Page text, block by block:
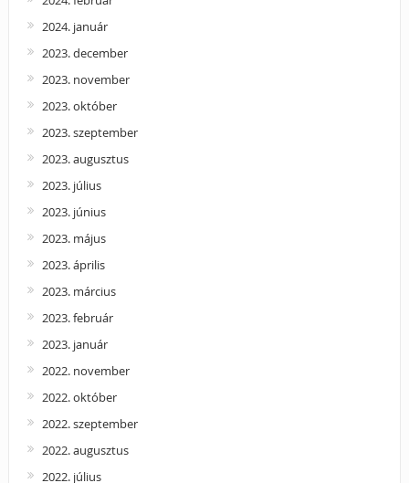
2024. január
2023. december
2023. november
2023. október
2023. szeptember
2023. augusztus
2023. július
2023. június
2023. május
2023. április
2023. március
2023. február
2023. január
2022. november
2022. október
2022. szeptember
2022. augusztus
2022. július